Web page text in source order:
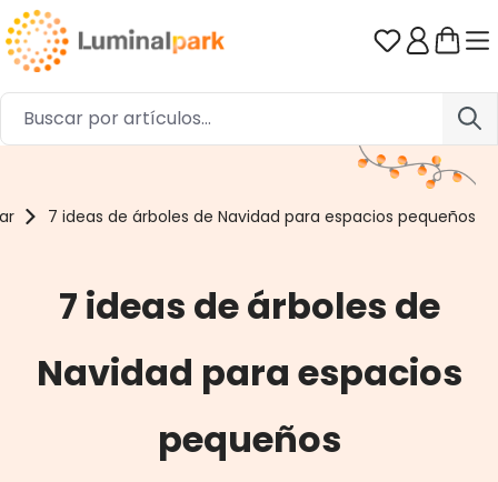
Saltar al contenido principal Tienes 0
7 ideas de árboles de Navidad para espacios pequeños
7 ideas de árboles de
Navidad para espacios
pequeños